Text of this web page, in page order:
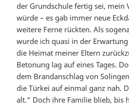
der Grundschule fertig sei, mein
würde – es gab immer neue
weitere Ferne rückten. Als
wurde ich quasi in der
die Heimat meiner Eltern
Betonung lag auf eines Tages.
dem Brandanschlag von
die Türkei auf einmal ganz nah.
alt.“ Doch ihre Familie blieb, bis